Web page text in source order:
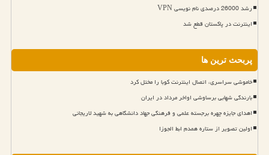
رشد 26000 درصدی نام نویسی VPN
اینترنت در پاکستان قطع شد
پربحث ترین ها
خاموشی سراسری، اتصال اینترنت کوبا را مختل کرد
بارندگی شهابی برساوشی اواخر مرداد در ایران
اهدای جایزه چهره برجسته علمی و فرهنگی جهاد دانشگاهی به شهید لاریجانی
اولین تصویر از ستاره همدم ابط الجوزا